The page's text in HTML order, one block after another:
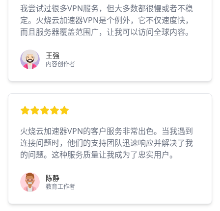
我尝试过很多VPN服务，但大多数都很慢或者不稳
定。火烧云加速器VPN是个例外，它不仅速度快，
而且服务器覆盖范围广，让我可以访问全球内容。
王强
内容创作者
火烧云加速器VPN的客户服务非常出色。当我遇到
连接问题时，他们的支持团队迅速响应并解决了我
的问题。这种服务质量让我成为了忠实用户。
陈静
教育工作者